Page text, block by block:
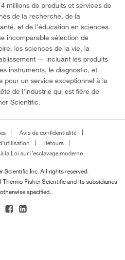
millions de produits et services de
de la recherche, de la
et de l’éducation en sciences.
incomparable sélection de
les sciences de la vie, la
— incluant les produits
instruments, le diagnostic, et
pour un service exceptionnel à la
de l’industrie qui est fière de
Scientific.
Avis de confidentialité
Retours
la Loi sur l’esclavage moderne
Scientific Inc. All rights reserved.
Fisher Scientific and its subsidiaries
specified.